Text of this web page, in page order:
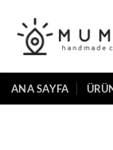
ANA SAYFA